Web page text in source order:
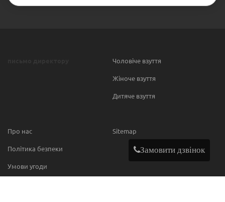
Чоловіче взуття
Жіноче взуття
Дитяче взуття
Про нас
Політика безпеки
Умови угоди
Sitemap
Замовити дзвінок